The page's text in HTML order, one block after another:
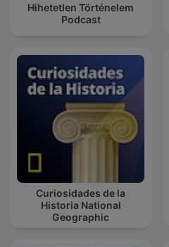
Hihetetlen Történelem
Podcast
Curiosidades de la
Historia National
Geographic